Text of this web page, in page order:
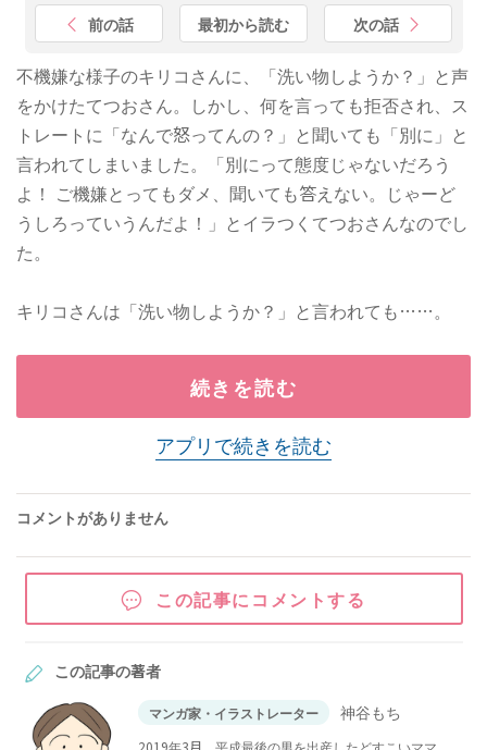
前の話 最初から読む 次の話
不機嫌な様子のキリコさんに、「洗い物しようか？」と声
をかけたてつおさん。しかし、何を言っても拒否され、ス
トレートに「なんで怒ってんの？」と聞いても「別に」と
言われてしまいました。「別にって態度じゃないだろう
よ！ ご機嫌とってもダメ、聞いても答えない。じゃーど
うしろっていうんだよ！」とイラつくてつおさんなのでし
た。
キリコさんは「洗い物しようか？」と言われても……。
続きを読む
アプリで続きを読む
コメントがありません
この記事にコメントする
この記事の著者
マンガ家・イラストレーター 神谷もち